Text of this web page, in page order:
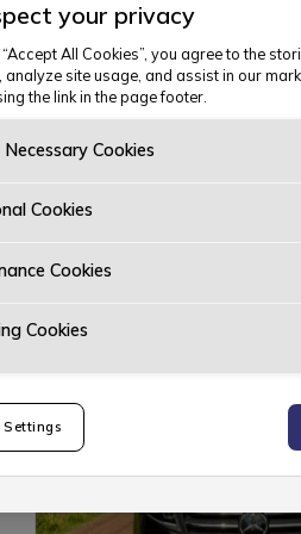
stabilitet og
for de norske
ujevn veioverflate,
kr/
your privacy
All Cookies”, you agree to the
analyze site usage, and assist in our
the link in the page footer.
Cookies
Cookies
Cookies
Cookies
Settings